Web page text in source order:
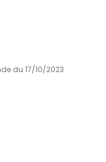
du 17/10/2023